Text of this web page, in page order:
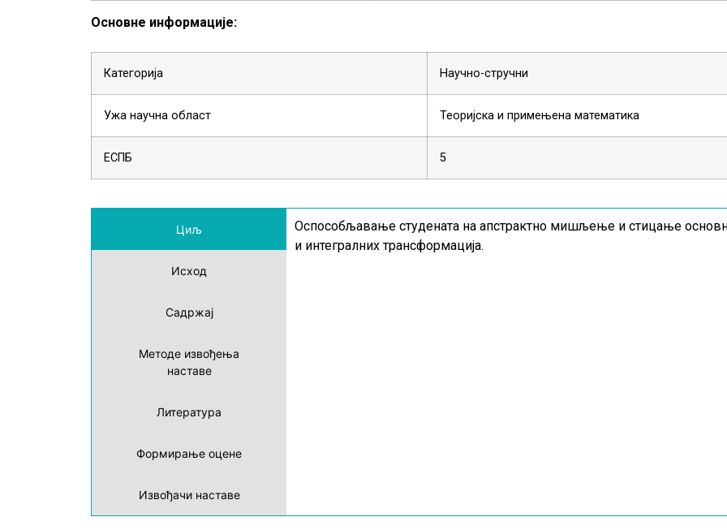
Основне информације:
Категорија Научно-стручни
Ужа научна област Теоријска и примењена математика
ЕСПБ 5
Циљ
Исход
Садржај
Методе извођења
наставе
Литература
Формирање оцене
Извођачи наставе
Оспособљавање студената на апстрактно мишљење и стицање
и интегралних трансформација.